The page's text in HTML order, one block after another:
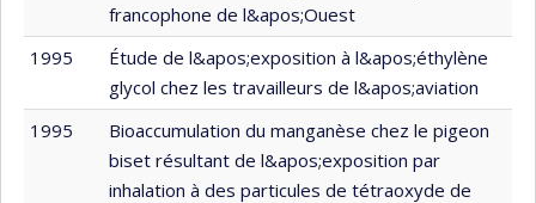
francophone de l&apos;Ouest
1995
Étude de l&apos;exposition à l&apos;éthylène
glycol chez les travailleurs de l&apos;aviation
1995
Bioaccumulation du manganèse chez le pigeon
biset résultant de l&apos;exposition par
inhalation à des particules de tétraoxyde de